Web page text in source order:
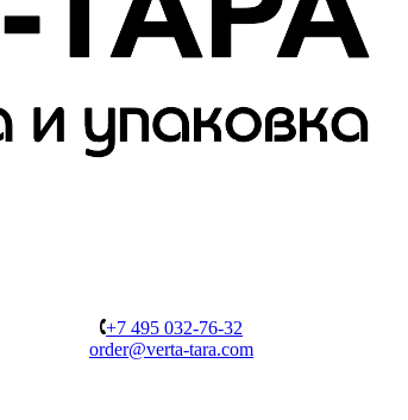
+7 495 032-76-32
order@verta-tara.com